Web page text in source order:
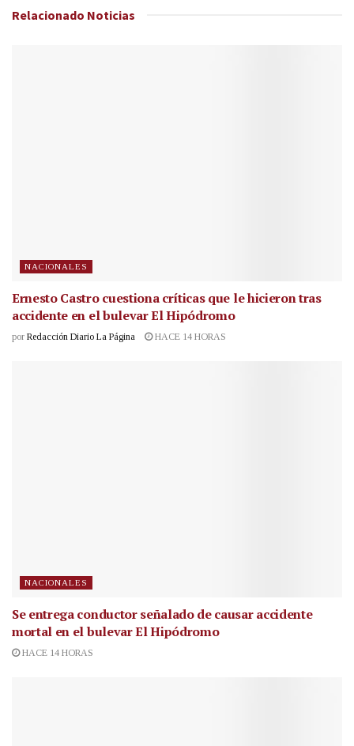
Relacionado Noticias
NACIONALES
Ernesto Castro cuestiona críticas que le hicieron tras
accidente en el bulevar El Hipódromo
por Redacción Diario La Página HACE 14 HORAS
NACIONALES
Se entrega conductor señalado de causar accidente
mortal en el bulevar El Hipódromo
HACE 14 HORAS